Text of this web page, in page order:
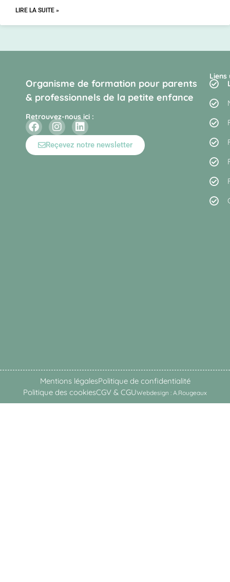
LIRE LA SUITE »
Organisme de formation pour parents
& professionnels de la petite enfance
Retrouvez-nous ici :
Reçevez notre newsletter
Liens
Mentions légalesPolitique de confidentialité
Politique des cookiesCGV & CGUWebdesign : A.Rougeaux